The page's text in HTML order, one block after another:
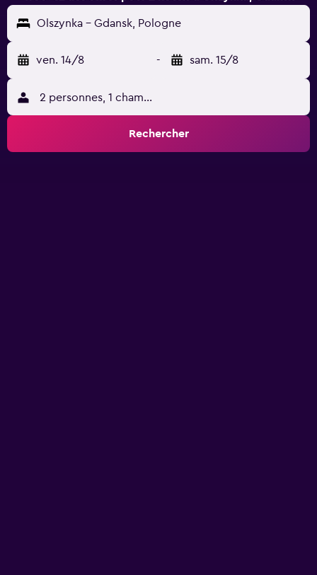
Olszynka - Gdansk, Pologne
ven. 14/8 - sam. 15/8
2 personnes, 1 chambre
Rechercher